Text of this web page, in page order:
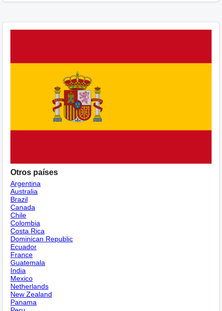
Otros países
Argentina
Australia
Brazil
Canada
Chile
Colombia
Costa Rica
Dominican Republic
Ecuador
France
Guatemala
India
Mexico
Netherlands
New Zealand
Panama